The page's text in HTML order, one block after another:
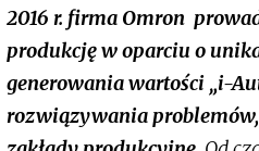
2016 r. firma Omron
produkcję w oparciu o
generowania wartości „i-
rozwiązywania